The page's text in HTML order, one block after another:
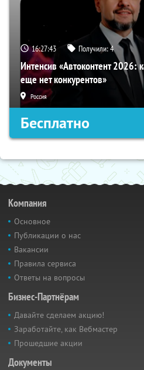
16:27:42 Получили:4
Интенсив «Автоконтент 2026:
еще нет конкурентов»
Россия
Бесплатно
Компания
Основное
Публикации о нас
Вакансии
Правила сервиса
Ответы на вопросы
Бизнес-Партнёрам
Давайте сделаем акцию!
Заработайте, как Вебмастер
Прошедшие акции
Документы